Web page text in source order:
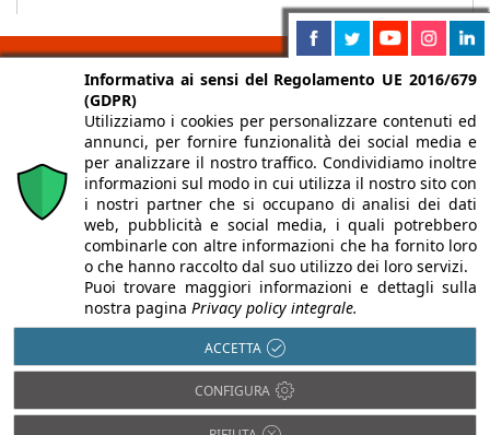
Chi siamo Autori Per la tua pubblicità
Iscriviti alla
newsletter
Infobuild è testata registrata presso il Tribunale di Milano al n° 63
dell’8/3/2013 - ISSN 2282-2267
© 2000-2026 Infoweb srl - P.IVA 13155920153 - Tutti i diritti
riservati |Privacy
Informativa ai sensi del Regolamento UE 2016/679
(GDPR)
Utilizziamo i cookies per personalizzare contenuti ed
annunci, per fornire funzionalità dei social media e
per analizzare il nostro traffico. Condividiamo inoltre
informazioni sul modo in cui utilizza il nostro sito con
i nostri partner che si occupano di analisi dei dati
web, pubblicità e social media, i quali potrebbero
combinarle con altre informazioni che ha fornito loro
o che hanno raccolto dal suo utilizzo dei loro servizi.
Puoi trovare maggiori informazioni e dettagli sulla
nostra pagina Privacy policy integrale.
ACCETTA
CONFIGURA